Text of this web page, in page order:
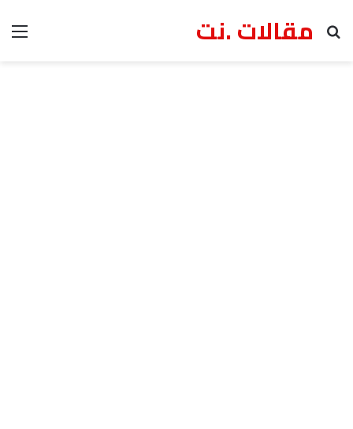
مقالات .نت
بحث عن